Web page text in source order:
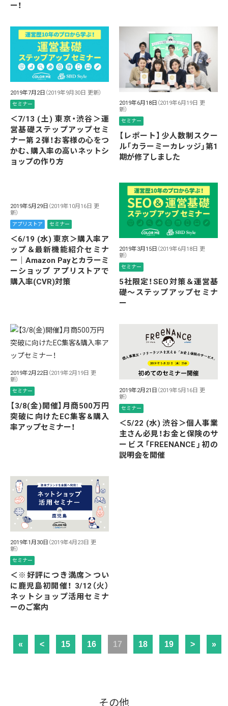
ー！
2019年7月2日 （2019年9月30日 更新）
セミナー
＜7/13 (土) 東京・渋谷＞運
営基礎ステップアップセミ
ナー第２弾！お客様の心をつ
かむ、購入率の高いネットシ
ョップの作り方
2019年6月18日 （2019年6月19日 更
新）
セミナー
【レポート】少人数制スクー
ル「カラーミーカレッジ」第1
期が修了しました
2019年5月29日 （2019年10月16日 更
新）
アプリストア セミナー
＜6/19 (水) 東京＞購入率ア
ップ＆最新機能紹介セミナ
ー｜Amazon Payとカラーミ
ーショップ アプリストアで
購入率(CVR)対策
2019年3月15日 （2019年6月18日 更
新）
セミナー
5社限定！SEO対策＆運営基
礎〜ステップアップセミナ
ー
2019年2月22日 （2019年2月19日 更
新）
セミナー
【3/8(金)開催】月商500万円
突破に向けたEC集客&購入
率アップセミナー！
2019年2月21日 （2019年5月16日 更
新）
セミナー
＜5/22 (水) 渋谷＞個人事業
主さん必見！お金と保険のサ
ービス「FREENANCE」初の
説明会を開催
2019年1月30日 （2019年4月23日 更
新）
セミナー
＜※好評につき満席＞つい
に鹿児島初開催！ 3/12（火）
ネットショップ活用セミナ
ーのご案内
« < 15 16 17 18 19 > »
その他